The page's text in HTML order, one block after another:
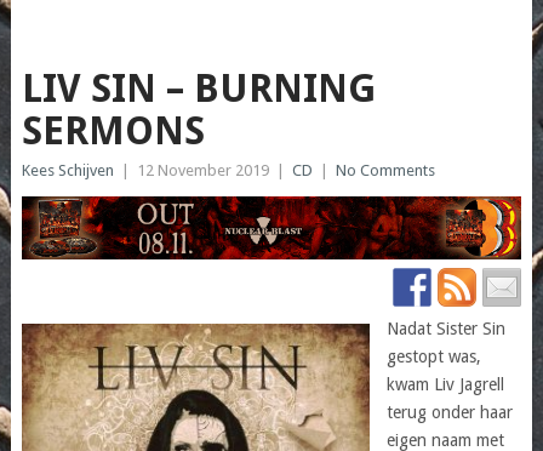
LIV SIN – BURNING
SERMONS
Kees Schijven 12 November 2019 CD No Comments
Nadat Sister Sin
gestopt was,
kwam Liv Jagrell
terug onder haar
eigen naam met